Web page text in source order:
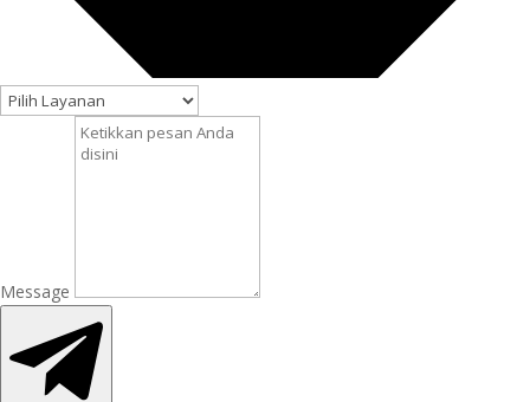
Message